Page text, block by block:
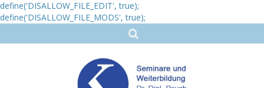
define('DISALLOW_FILE_EDIT', true);
define('DISALLOW_FILE_MODS', true);